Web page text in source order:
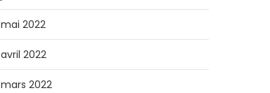
mai 2022
avril 2022
mars 2022